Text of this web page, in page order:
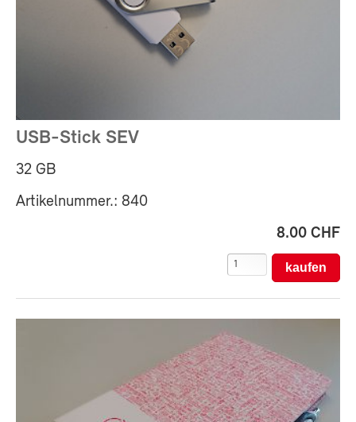
USB-Stick SEV
32 GB
Artikelnummer.: 840
8.00 CHF